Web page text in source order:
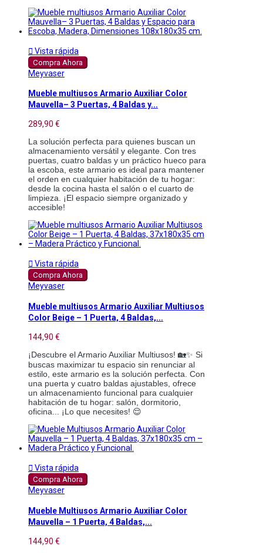
 Vista rápida
Compra Ahora
Meyvaser
Mueble multiusos Armario Auxiliar Color
Mauvella– 3 Puertas, 4 Baldas y...
289,90 €
La solución perfecta para quienes buscan un
almacenamiento versátil y elegante. Con tres
puertas, cuatro baldas y un práctico hueco para
la escoba, este armario es ideal para mantener
el orden en cualquier habitación de tu hogar:
desde la cocina hasta el salón o el cuarto de
limpieza. ¡El espacio siempre organizado y
accesible!
 Vista rápida
Compra Ahora
Meyvaser
Mueble multiusos Armario Auxiliar Multiusos
Color Beige – 1 Puerta, 4 Baldas,...
144,90 €
¡Descubre el Armario Auxiliar Multiusos! 🏡✨ Si
buscas maximizar tu espacio sin renunciar al
estilo, este armario es la solución perfecta. Con
una puerta y cuatro baldas ajustables, ofrece
un almacenamiento funcional para cualquier
habitación de tu hogar: salón, dormitorio,
oficina... ¡Lo que necesites! 😌
 Vista rápida
Compra Ahora
Meyvaser
Mueble Multiusos Armario Auxiliar Color
Mauvella – 1 Puerta, 4 Baldas,...
144,90 €